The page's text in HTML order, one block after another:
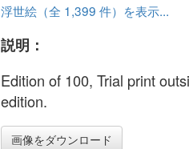
浮世絵（全 1,399 件）を表示...
説明：
Edition of 100, Trial print
edition.
画像をダウンロード